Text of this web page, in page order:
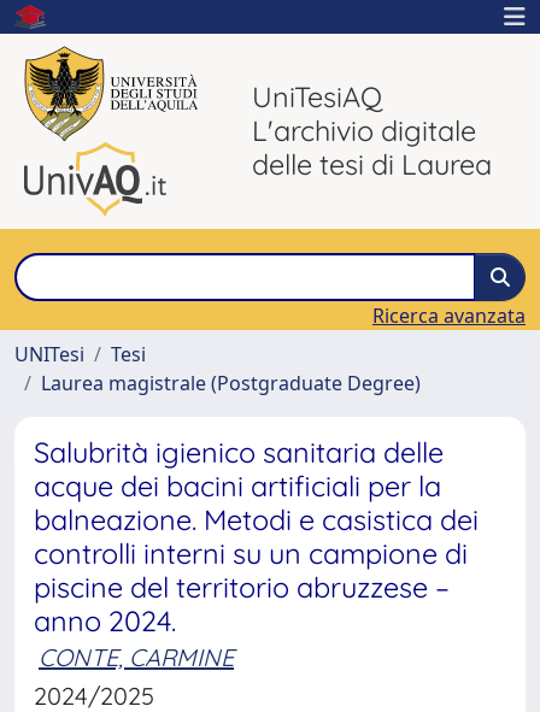
UniTesiAQ
L'archivio digitale
delle tesi di Laurea
Ricerca avanzata
UNITesi
Tesi
Laurea magistrale (Postgraduate Degree)
Salubrità igienico sanitaria delle
acque dei bacini artificiali per la
balneazione. Metodi e casistica dei
controlli interni su un campione di
piscine del territorio abruzzese –
anno 2024.
CONTE, CARMINE
2024/2025